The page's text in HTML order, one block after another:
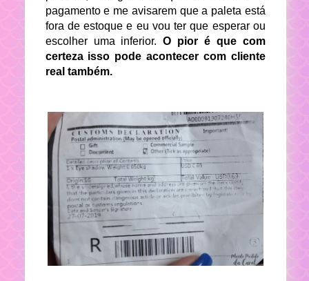
pagamento e me avisarem que a paleta está
fora de estoque e eu vou ter que esperar ou
escolher uma inferior. O pior é que com
certeza isso pode acontecer com cliente
real também.